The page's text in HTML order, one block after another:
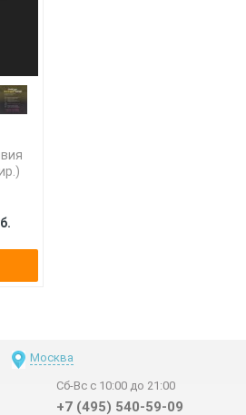
Москва
Сб-Вс с 10:00 до 21:00
+7 (495) 540-59-09